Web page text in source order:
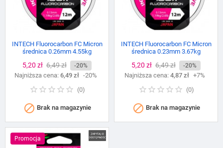
INTECH Fluorocarbon FC Micron
średnica 0.26mm 4.55kg
Cena
5,20 zł Cena
podstawowa
6,49 zł -20%
Najniższa cena: 6,49 zł -20%
(0)
 Brak na magazynie
INTECH Fluorocarbon FC Micron
średnica 0.23mm 3.67kg
Cena
5,20 zł Cena
podstawowa
6,49 zł -20%
Najniższa cena: 4,87 zł +7%
(0)
 Brak na magazynie
Promocja